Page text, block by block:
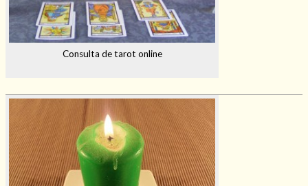
Consulta de tarot online